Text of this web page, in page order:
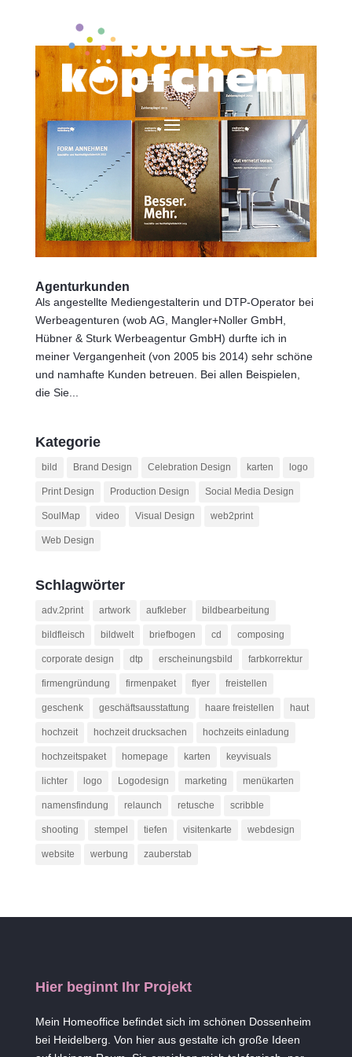
Agenturkunden
Als angestellte Mediengestalterin und DTP-Operator bei
Werbeagenturen (wob AG, Mangler+Noller GmbH,
Hübner & Sturk Werbeagentur GmbH) durfte ich in
meiner Vergangenheit (von 2005 bis 2014) sehr schöne
und namhafte Kunden betreuen. Bei allen Beispielen,
die Sie...
Kategorie
bild Brand Design Celebration Design karten logo
Print Design Production Design Social Media Design
SoulMap video Visual Design web2print
Web Design
Schlagwörter
adv.2print artwork aufkleber bildbearbeitung
bildfleisch bildwelt briefbogen cd composing
corporate design dtp erscheinungsbild farbkorrektur
firmengründung firmenpaket flyer freistellen
geschenk geschäftsausstattung haare freistellen haut
hochzeit hochzeit drucksachen hochzeits einladung
hochzeitspaket homepage karten keyvisuals
lichter logo Logodesign marketing menükarten
namensfindung relaunch retusche scribble
shooting stempel tiefen visitenkarte webdesign
website werbung zauberstab
Hier beginnt Ihr Projekt
Mein Homeoffice befindet sich im schönen Dossenheim
bei Heidelberg. Von hier aus gestalte ich große Ideen